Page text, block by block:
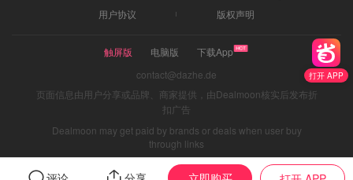
打开 APP
用户协议
版权声明
触屏版 电脑版
下载App
contact@dazhe.de
页面信息由用户分享或品牌、商家提供，由Dealmoon核实后发布折
扣广告
Dealmoon may get paid by brands or deals when user buy
through links